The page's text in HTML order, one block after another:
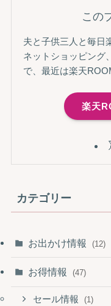
この
夫と子供三人と毎日
ネットショッピング
で、最近は楽天
楽天
カテゴリー
お出かけ情報 (12)
お得情報 (47)
セール情報 (1)